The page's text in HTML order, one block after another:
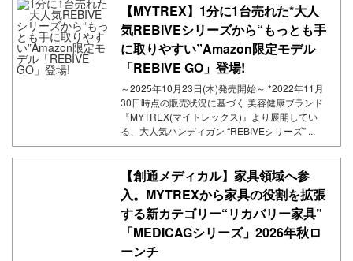
【MYTREX】1分に1台売れた*大人
気REBIVEシリーズから“もっとも手
に取りやすい”Amazon限定モデル
「REBIVE GO」登場!
～2025年10月23日(木)発売開始～ *2022年11月
30日時点の販売状況に基づく 美容健康ブランド
『MYTREX(マイトレックス)』より展開してい
る、大人気ハンディガン “REBIVEシリーズ” ...
【創通メディカル】家具領域へ参
入。MYTREXから家具の役割を拡張
する新カテゴリー“リカバリー家具”
「MEDICAGシリーズ」2026年秋ロ
ーンチ